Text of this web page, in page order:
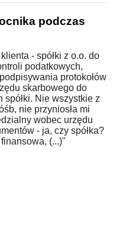
podczas
- spółki z o.o. do
podatkowych,
protokołów
skarbowego do
Nie wszystkie z
nie przyniosła mi
wobec urzędu
- ja, czy spółka?
(...)"